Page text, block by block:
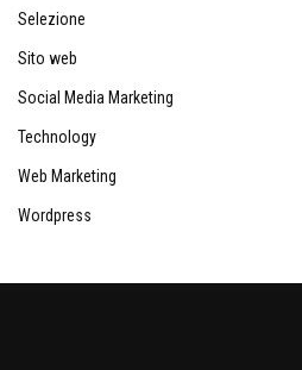
Selezione
Sito web
Social Media Marketing
Technology
Web Marketing
Wordpress